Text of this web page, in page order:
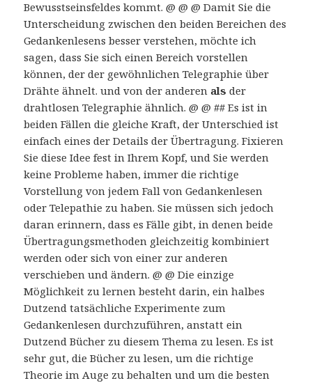
Bewusstseinsfeldes kommt. @ @ @ Damit Sie die
Unterscheidung zwischen den beiden Bereichen des
Gedankenlesens besser verstehen, möchte ich
sagen, dass Sie sich einen Bereich vorstellen
können, der der gewöhnlichen Telegraphie über
Drähte ähnelt. und von der anderen als der
drahtlosen Telegraphie ähnlich. @ @ ## Es ist in
beiden Fällen die gleiche Kraft, der Unterschied ist
einfach eines der Details der Übertragung. Fixieren
Sie diese Idee fest in Ihrem Kopf, und Sie werden
keine Probleme haben, immer die richtige
Vorstellung von jedem Fall von Gedankenlesen
oder Telepathie zu haben. Sie müssen sich jedoch
daran erinnern, dass es Fälle gibt, in denen beide
Übertragungsmethoden gleichzeitig kombiniert
werden oder sich von einer zur anderen
verschieben und ändern. @ @ Die einzige
Möglichkeit zu lernen besteht darin, ein halbes
Dutzend tatsächliche Experimente zum
Gedankenlesen durchzuführen, anstatt ein
Dutzend Bücher zu diesem Thema zu lesen. Es ist
sehr gut, die Bücher zu lesen, um die richtige
Theorie im Auge zu behalten und um die besten